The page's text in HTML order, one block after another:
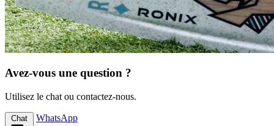
Avez-vous une question ?
Utilisez le chat ou contactez-nous.
Chat WhatsApp